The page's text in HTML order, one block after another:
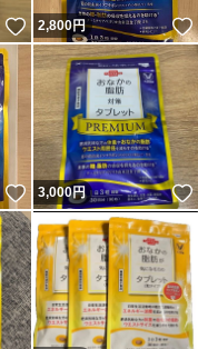
いいね！
2,800円
いいね！
3,000円